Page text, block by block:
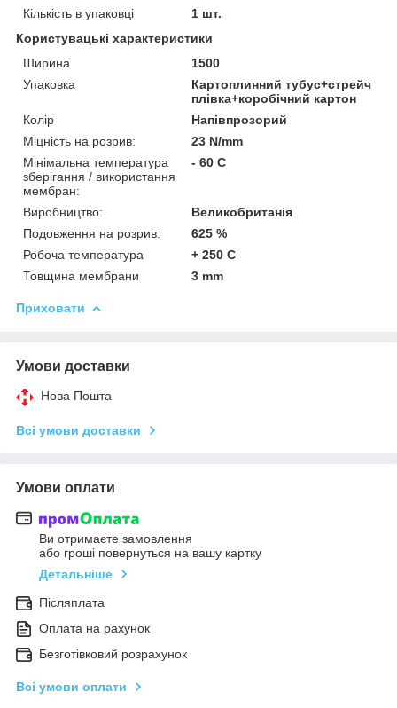
Кількість в упаковці
1 шт.
Користувацькі характеристики
Ширина
1500
Упаковка
Картоплинний тубус+стрейч
плівка+коробічний картон
Колір
Напівпрозорий
Міцність на розрив:
23 N/mm
Мінімальна температура
зберігання / використання
мембран:
- 60 С
Виробництво:
Великобританія
Подовження на розрив:
625 %
Робоча температура
+ 250 С
Товщина мембрани
3 mm
Приховати
Умови доставки
Нова Пошта
Всі умови доставки
Умови оплати
Ви отримаєте замовлення
або гроші повернуться на вашу картку
Детальніше
Післяплата
Оплата на рахунок
Безготівковий розрахунок
Всі умови оплати